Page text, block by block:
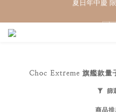
WELCOME 🇨🇵
Choc Extreme 旗艦款量
篩
商品排